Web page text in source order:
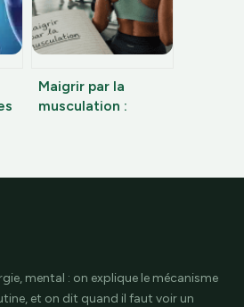
Maigrir par la
musculation :
mental : on explique le mécanisme
et on dit quand il faut voir un